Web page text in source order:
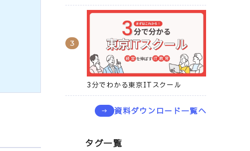
3分でわかる東京ITスクール
資料ダウンロード一覧へ
タグ一覧